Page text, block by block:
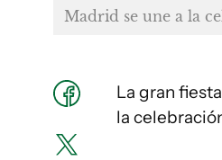
Madrid se une a la
La gran
la